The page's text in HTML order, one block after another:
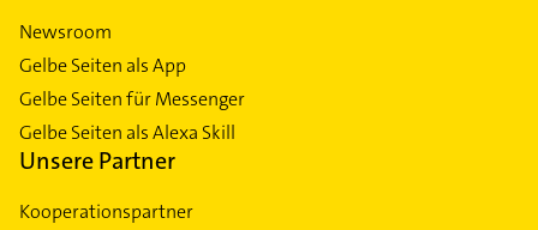
Newsroom
Gelbe Seiten als App
Gelbe Seiten für Messenger
Gelbe Seiten als Alexa Skill
Unsere Partner
Kooperationspartner